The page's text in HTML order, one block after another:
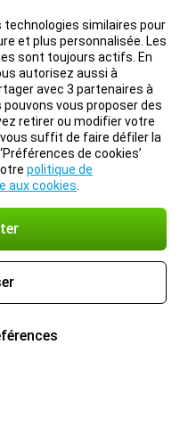
technologies similaires pour
et plus personnalisée. Les
sont toujours actifs. En
autorisez aussi à
avec 3 partenaires à
vous proposer des
retirer ou modifier votre
suffit de faire défiler la
de cookies’
politique de
aux cookies